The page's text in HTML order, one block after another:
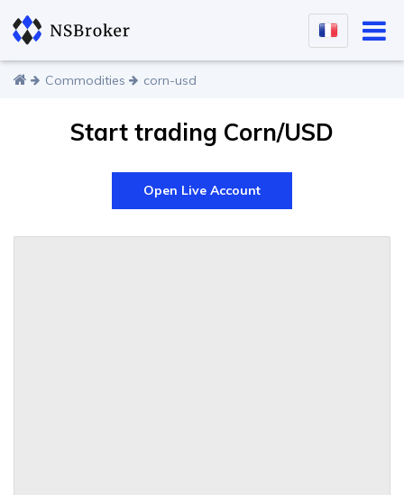
Commodities corn-usd
Start trading Corn/USD
Open Live Account